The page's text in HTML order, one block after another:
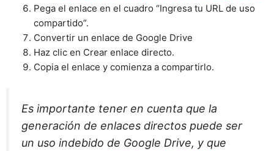
Pega el enlace en el cuadro “Ingresa tu URL de uso
compartido”.
Convertir un enlace de Google Drive
Haz clic en Crear enlace directo.
Copia el enlace y comienza a compartirlo.
Es importante tener en cuenta que la
generación de enlaces directos puede ser
un uso indebido de Google Drive, y que